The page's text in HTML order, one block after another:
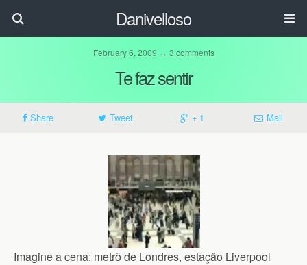
Danivelloso
February 6, 2009 ↔ 3 comments
Te faz sentir
Share Tweet + 1 Mail
Imagine a cena: metrô de Londres, estação Liverpool